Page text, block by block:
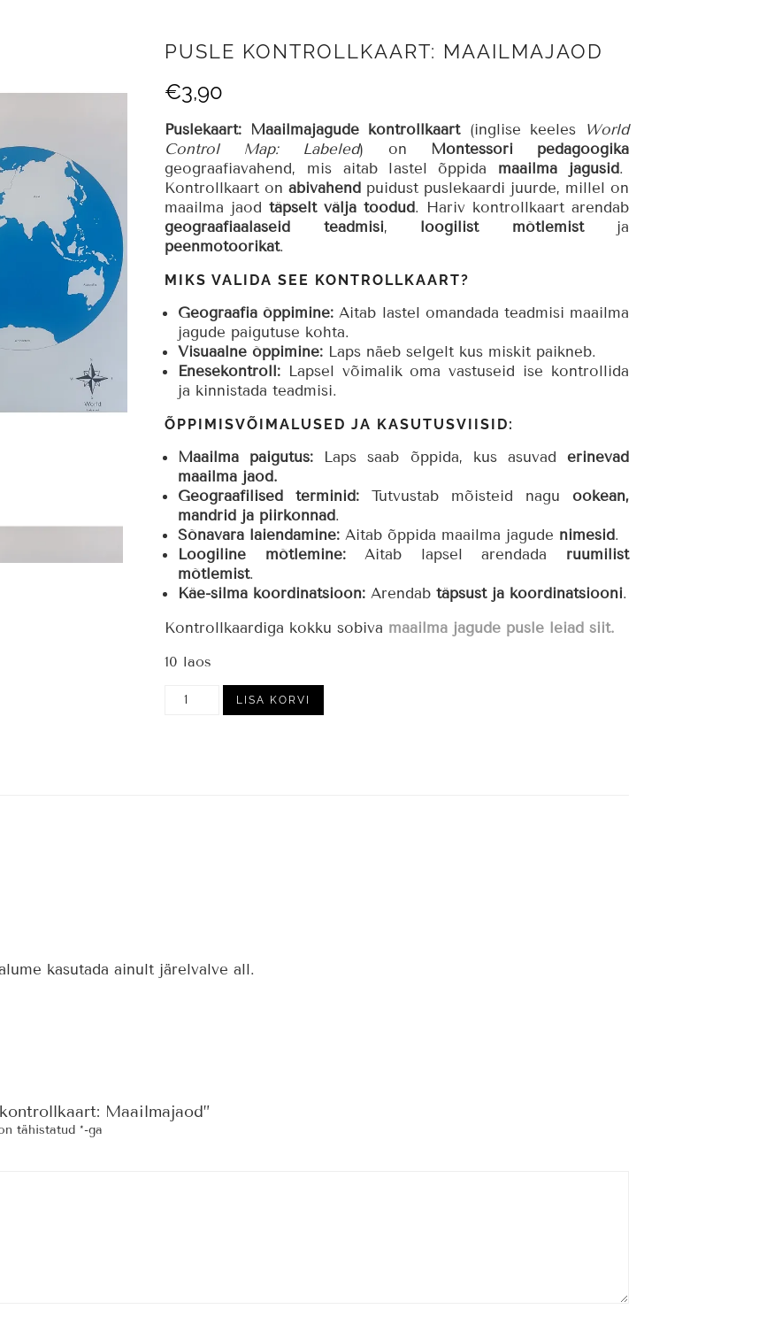
PUSLE KONTROLLKAART: MAAILMAJAOD
€3,90
Puslekaart: Maailmajagude kontrollkaart(inglise keeles
World
Control Map: Labeled) on
Montessori pedagoogika
geograafiavahend, mis aitab lastel õppida maailma jagusid.
Kontrollkaart on abivahend puidust puslekaardi juurde, millel on
maailma jaod täpselt välja toodud. Hariv kontrollkaart arendab
geograafiaalaseid teadmisi, loogilist mõtlemistja
peenmotoorikat.
MIKS VALIDA SEE KONTROLLKAART?
Geograafia õppimine: Aitab lastel omandada teadmisi maailma
jagude paigutuse kohta.
Visuaalne õppimine: Laps näeb selgelt kus miskit paikneb.
Enesekontroll: Lapsel võimalik oma vastuseid ise kontrollida
ja kinnistada teadmisi.
ÕPPIMISVÕIMALUSED JA KASUTUSVIISID:
Maailma paigutus: Laps saab õppida, kus asuvaderinevad
maailma jaod.
Geograafilised terminid: Tutvustab mõisteid nagu ookean,
mandrid ja piirkonnad.
Sõnavara laiendamine: Aitab õppida maailma jagude nimesid.
Loogiline mõtlemine:Aitab lapsel arendada ruumilist
mõtlemist.
Käe-silma koordinatsioon: Arendab täpsust ja koordinatsiooni.
Kontrollkaardiga kokku sobiva maailma jagude pusle leiad siit.
10 laos
Pusle
kontrollkaart:
LISA KORVI
kasutada ainult järelvalve all.
Maailmajaod”
tähistatud *-ga